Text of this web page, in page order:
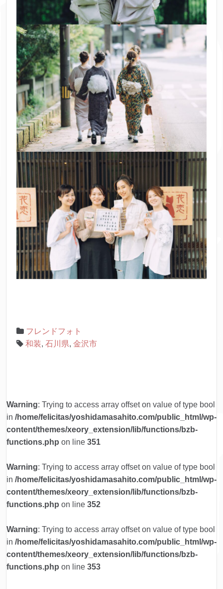
フレンドフォト
和装, 石川県, 金沢市
Warning: Trying to access array offset on value of type bool
in /home/felicitas/yoshidamasahito.com/public_html/wp-
content/themes/xeory_extension/lib/functions/bzb-
functions.php on line 351
Warning: Trying to access array offset on value of type bool
in /home/felicitas/yoshidamasahito.com/public_html/wp-
content/themes/xeory_extension/lib/functions/bzb-
functions.php on line 352
Warning: Trying to access array offset on value of type bool
in /home/felicitas/yoshidamasahito.com/public_html/wp-
content/themes/xeory_extension/lib/functions/bzb-
functions.php on line 353